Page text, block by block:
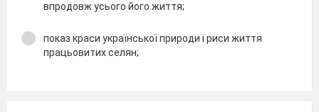
впродовж усього його життя;
показ краси української природи і риси життя
працьовитих селян;